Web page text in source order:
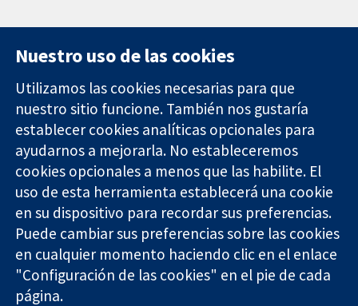
Evidencia fiable.
Decisiones
informadas.
Mejor salud.
11-13 Cavendish
Square
Londres
W1G 0AN
Reino Unido
Contacto
Noticias
Prensa
Sobre
nosotros
Empleo
Cochrane
Library
The Cochrane Collaboration is a charity (no. 1045921) and a
Nuestro uso de las cookies
Utilizamos las cookies necesarias para que
nuestro sitio funcione. También nos gustaría
establecer cookies analíticas opcionales para
ayudarnos a mejorarla. No estableceremos
cookies opcionales a menos que las habilite. El
uso de esta herramienta establecerá una cookie
en su dispositivo para recordar sus preferencias.
Puede cambiar sus preferencias sobre las cookies
en cualquier momento haciendo clic en el enlace
"Configuración de las cookies" en el pie de cada
página.